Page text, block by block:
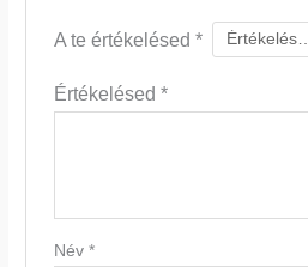
A te értékelésed *
Értékelésed *
Név *